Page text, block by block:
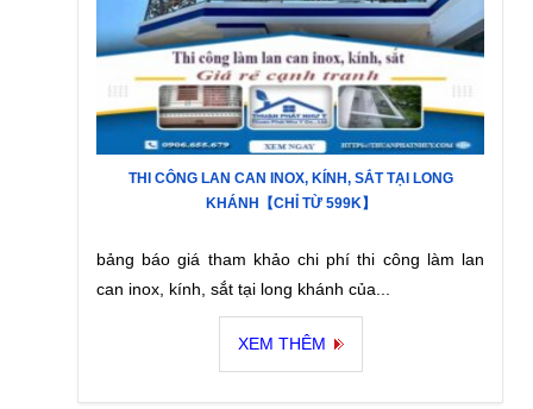
THI CÔNG LAN CAN INOX, KÍNH, SẮT TẠI LONG
KHÁNH【CHỈ TỪ 599K】
bảng báo giá tham khảo chi phí thi công làm lan
can inox, kính, sắt tại long khánh của...
XEM THÊM